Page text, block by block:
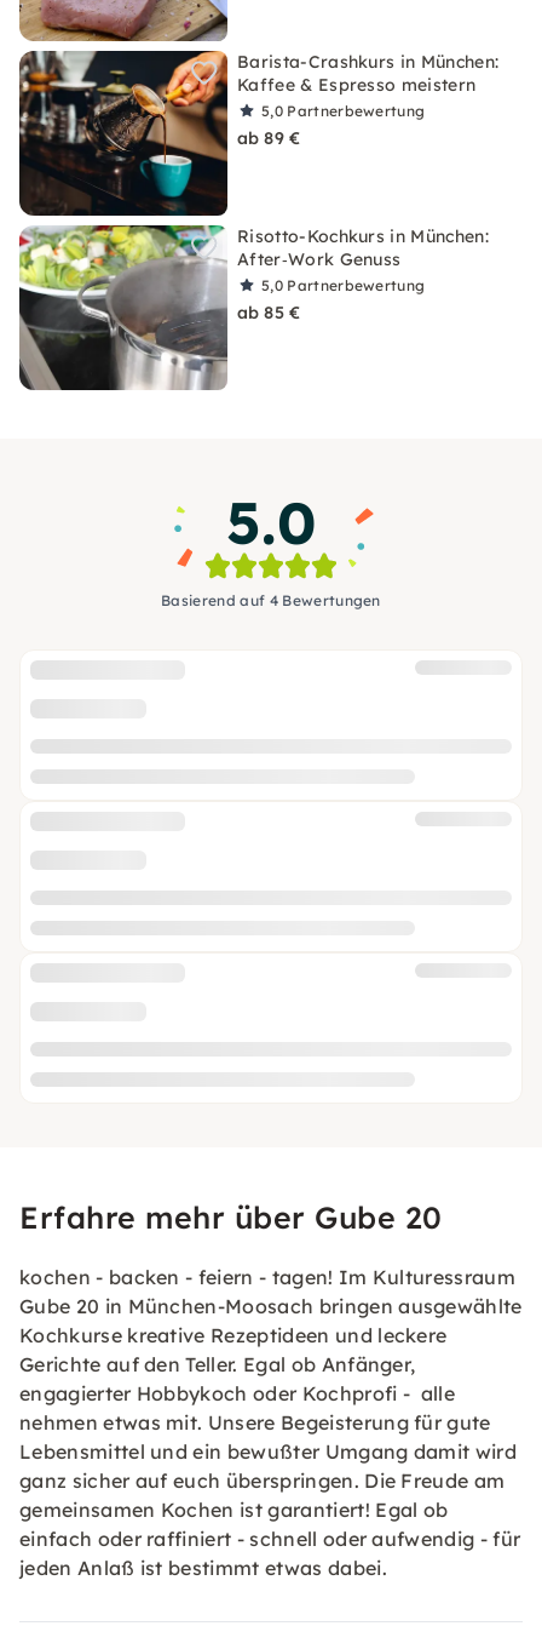
Barista-Crashkurs in München:
Kaffee & Espresso meistern
5,0 Partnerbewertung
ab 89 €
Risotto-Kochkurs in München:
After‑Work Genuss
5,0 Partnerbewertung
ab 85 €
5.0
Basierend auf 4 Bewertungen
Erfahre mehr über Gube 20
kochen - backen - feiern - tagen! Im Kulturessraum
Gube 20 in München-Moosach bringen ausgewählte
Kochkurse kreative Rezeptideen und leckere
Gerichte auf den Teller. Egal ob Anfänger,
engagierter Hobbykoch oder Kochprofi - alle
nehmen etwas mit. Unsere Begeisterung für gute
Lebensmittel und ein bewußter Umgang damit wird
ganz sicher auf euch überspringen. Die Freude am
gemeinsamen Kochen ist garantiert! Egal ob
einfach oder raffiniert - schnell oder aufwendig - für
jeden Anlaß ist bestimmt etwas dabei.